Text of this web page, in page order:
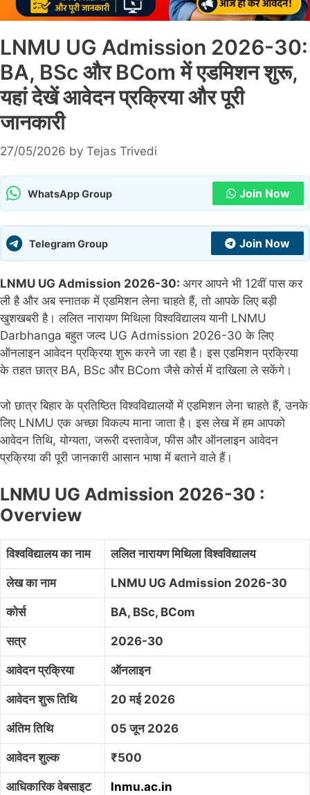
LNMU UG Admission 2026-30:
BA, BSc और BCom में एडमिशन शुरू,
यहां देखें आवेदन प्रक्रिया और पूरी
जानकारी
27/05/2026 by Tejas Trivedi
WhatsApp Group Join Now
Telegram Group Join Now
LNMU UG Admission 2026-30: अगर आपने भी 12वीं पास कर
ली है और अब स्नातक में एडमिशन लेना चाहते हैं, तो आपके लिए बड़ी
खुशखबरी है। ललित नारायण मिथिला विश्वविद्यालय यानी LNMU
Darbhanga बहुत जल्द UG Admission 2026-30 के लिए
ऑनलाइन आवेदन प्रक्रिया शुरू करने जा रहा है। इस एडमिशन प्रक्रिया
के तहत छात्र BA, BSc और BCom जैसे कोर्स में दाखिला ले सकेंगे।
जो छात्र बिहार के प्रतिष्ठित विश्वविद्यालयों में एडमिशन लेना चाहते हैं, उनके
लिए LNMU एक अच्छा विकल्प माना जाता है। इस लेख में हम आपको
आवेदन तिथि, योग्यता, जरूरी दस्तावेज, फीस और ऑनलाइन आवेदन
प्रक्रिया की पूरी जानकारी आसान भाषा में बताने वाले हैं।
LNMU UG Admission 2026-30 :
Overview
विश्वविद्यालय का नाम ललित नारायण मिथिला विश्वविद्यालय
लेख का नाम LNMU UG Admission 2026-30
कोर्स BA, BSc, BCom
सत्र 2026-30
आवेदन प्रक्रिया ऑनलाइन
आवेदन शुरू तिथि 20 मई 2026
अंतिम तिथि 05 जून 2026
आवेदन शुल्क ₹500
आधिकारिक वेबसाइट lnmu.ac.in